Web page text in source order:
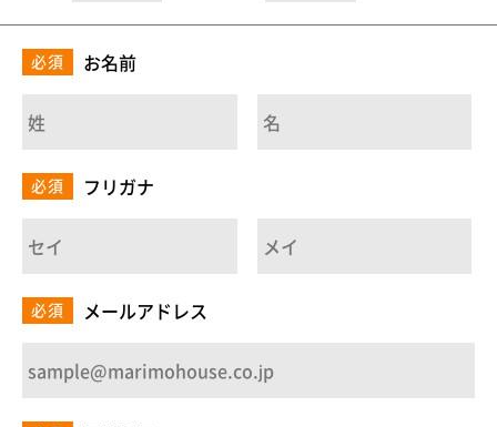
お名前
必須
フリガナ
必須
メールアドレス
必須